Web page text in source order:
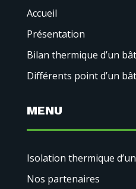
Accueil
Présentation
Bilan thermique d’un
Différents point d’un
MENU
Isolation thermique
Nos partenaires